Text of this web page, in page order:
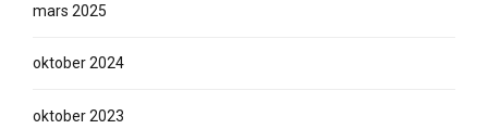
mars 2025
oktober 2024
oktober 2023